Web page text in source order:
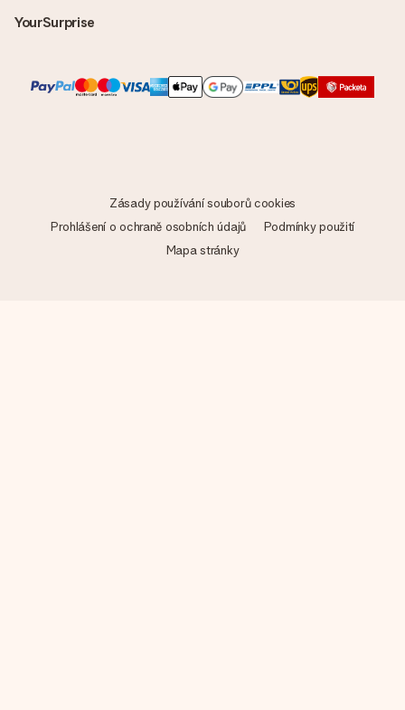
YourSurprise
Zásady používání souborů cookies
Prohlášení o ochraně osobních údajů
Podmínky použití
Mapa stránky